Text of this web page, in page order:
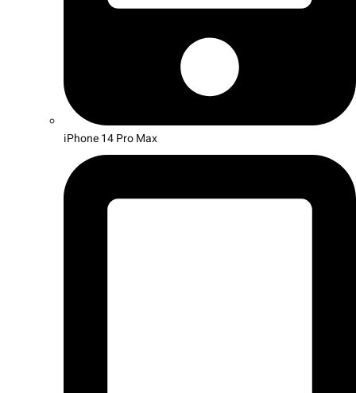
iPhone 14 Pro Max